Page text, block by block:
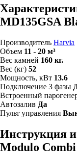
MD135GSA
Производитель Harvia
Объем 11 - 20 м³
Вес камней 160 кг.
Вес (кг) 52
Мощность, кВт 13.6
Подключение 3 фазы
Встроенный
Автозалив Да
Пульт управления
Инструкция
Modulo